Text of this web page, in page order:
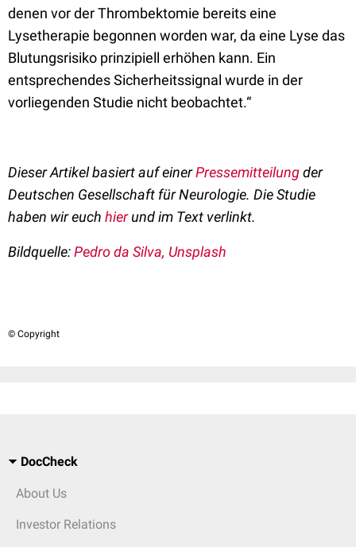
denen vor der Thrombektomie bereits eine
Lysetherapie begonnen worden war, da eine Lyse das
Blutungsrisiko prinzipiell erhöhen kann. Ein
entsprechendes Sicherheitssignal wurde in der
vorliegenden Studie nicht beobachtet.“
Dieser Artikel basiert auf einerPressemitteilungder
Deutschen Gesellschaft für Neurologie. Die Studie
haben wir euch hierund im Text verlinkt.
Bildquelle:Pedro da Silva, Unsplash
© Copyright
DocCheck
About Us
Investor Relations